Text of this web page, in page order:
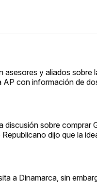
y aliados
AP con información de
discusión sobre
dijo que la
a Dinamarca, sin